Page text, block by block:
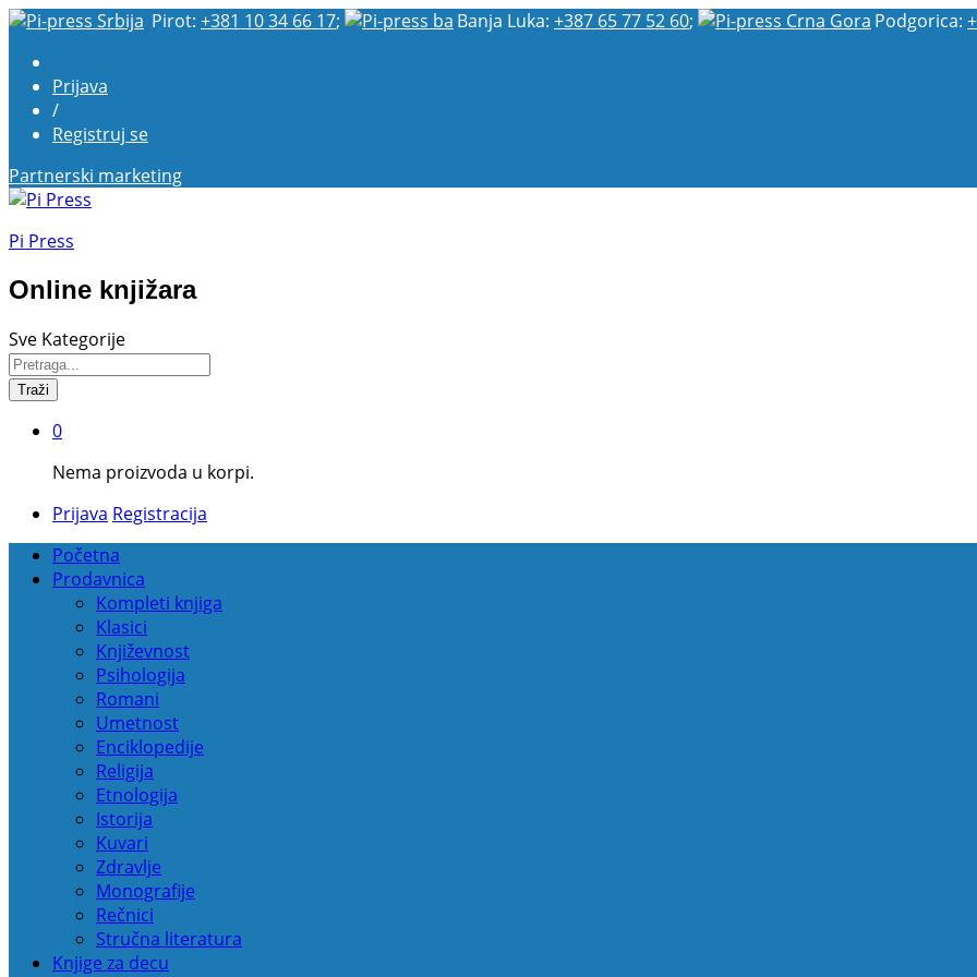
Pirot: +381 10 34 66 17; Banja Luka: +387 65 77 52 60; Podgorica:
Prijava
/
Registruj se
Partnerski marketing
Pi Press
Online knjižara
Sve Kategorije
Traži
0
Nema proizvoda u korpi.
Prijava Registracija
Početna
Prodavnica
Kompleti knjiga
Klasici
Književnost
Psihologija
Romani
Umetnost
Enciklopedije
Religija
Etnologija
Istorija
Kuvari
Zdravlje
Monografije
Rečnici
Stručna literatura
Knjige za decu